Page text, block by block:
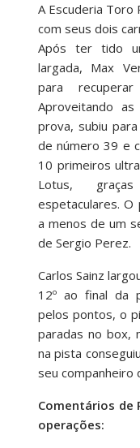
A Escuderia Toro
com seus dois
Após ter tido
largada, Max
para
Aproveitando
prova, subiu
de número 39 e
10 primeiros
Lotus,
espetaculares.
a menos de um
de Sergio Perez.
Carlos Sainz
12º ao final da
pelos pontos, o
paradas no box,
na pista
seu companheiro
Comentários de
operações: